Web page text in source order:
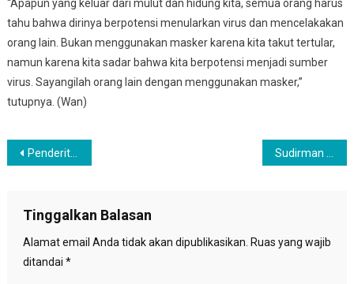
“Apapun yang keluar dari mulut dan hidung kita, semua orang harus
tahu bahwa dirinya berpotensi menularkan virus dan mencelakakan
orang lain. Bukan menggunakan masker karena kita takut tertular,
namun karena kita sadar bahwa kita berpotensi menjadi sumber
virus. Sayangilah orang lain dengan menggunakan masker,”
tutupnya. (Wan)
Navigasi
Penderita ODHA Rentan Terpapar Corona, Kemenkes Siapkan Obat ARV Secara Gratis
Tinggalkan Balasan
Alamat email Anda tidak akan dipublikasikan. Ruas yang wajib
ditandai *